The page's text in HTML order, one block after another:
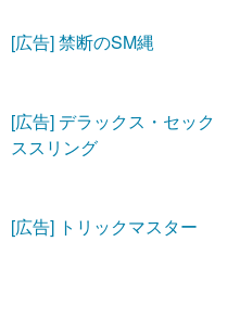
[広告] 禁断のSM縄
[広告] デラックス・セック
ススリング
[広告] トリックマスター